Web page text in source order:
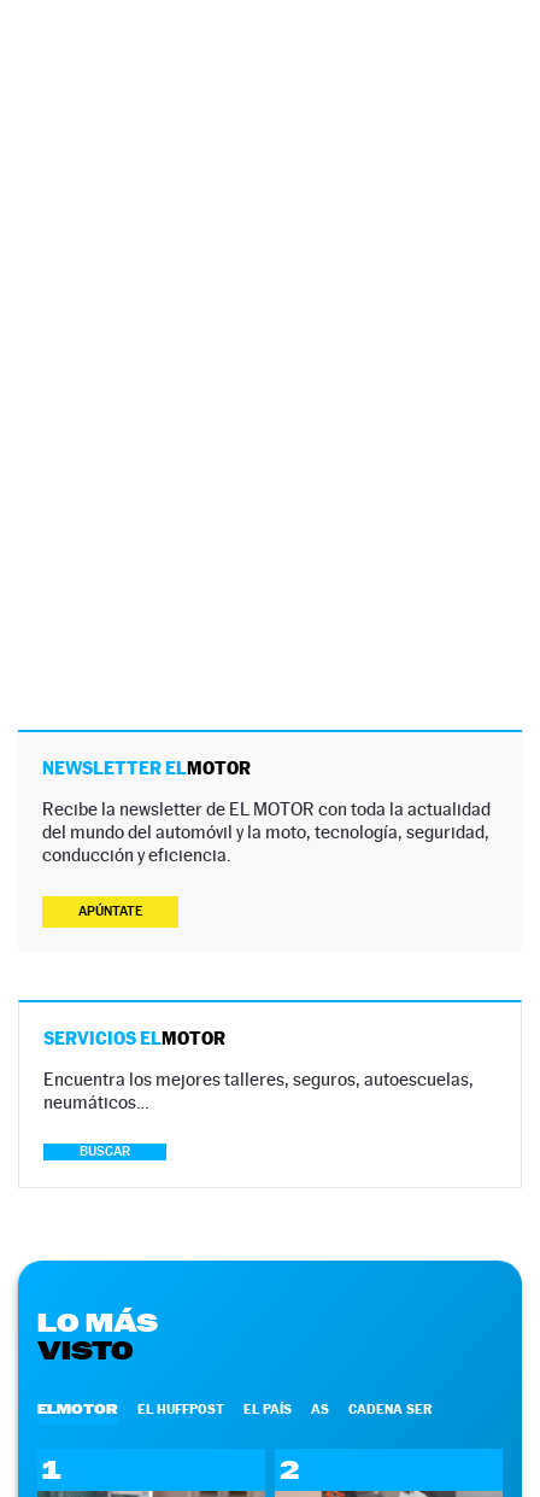
NEWSLETTER ELMOTOR
Recibe la newsletter de EL MOTOR con toda la actualidad
del mundo del automóvil y la moto, tecnología, seguridad,
conducción y eficiencia.
APÚNTATE
SERVICIOS ELMOTOR
Encuentra los mejores talleres, seguros, autoescuelas,
neumáticos…
BUSCAR
LO MÁS
VISTO
ELMOTOR EL HUFFPOST EL PAÍS AS CADENA SER
1 2